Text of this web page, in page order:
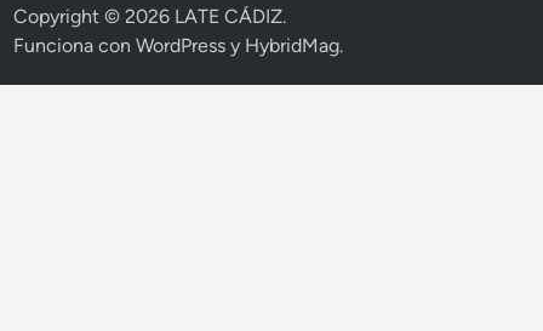
Copyright © 2026 LATE CÁDIZ.
Funciona conWordPress y HybridMag.